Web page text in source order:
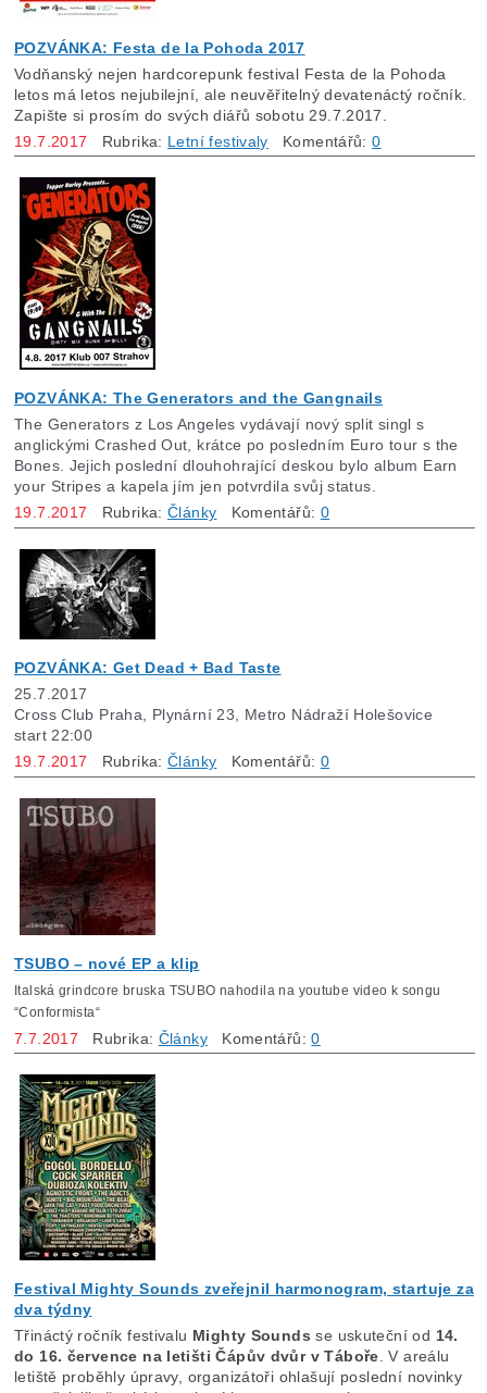
POZVÁNKA: Festa de la Pohoda 2017
Vodňanský nejen hardcorepunk festival Festa de la Pohoda
letos má letos nejubilejní, ale neuvěřitelný devatenáctý ročník.
Zapište si prosím do svých diářů sobotu 29.7.2017.
19.7.2017 Rubrika: Letní festivaly Komentářů:0
POZVÁNKA: The Generators and the Gangnails
The Generators z Los Angeles vydávají nový split singl s
anglickými Crashed Out, krátce po posledním Euro tour s the
Bones. Jejich poslední dlouhohrající deskou bylo album Earn
your Stripes a kapela jím jen potvrdila svůj status.
19.7.2017 Rubrika:Články Komentářů: 0
POZVÁNKA: Get Dead + Bad Taste
25.7.2017
Cross Club Praha, Plynární 23, Metro Nádraží Holešovice
start 22:00
19.7.2017 Rubrika:Články Komentářů: 0
TSUBO – nové EP a klip
Italská grindcore bruska TSUBO nahodila na youtube video k songu
“Conformista“
7.7.2017 Rubrika: Články Komentářů:0
Festival Mighty Sounds zveřejnil harmonogram, startuje za
dva týdny
Třináctý ročník festivalu Mighty Sounds se uskuteční od 14.
do 16. července na letišti Čápův dvůr v Táboře. V areálu
letiště proběhly úpravy, organizátoři ohlašují poslední novinky